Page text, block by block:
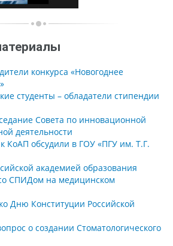
конкурса «Новогоднее
студенты – обладатели стипендии
Совета по инновационной
деятельности
КоАП обсудили в ГОУ «ПГУ им. Т.Г.
академией образования
СПИДом на медицинском
Дню Конституции Российской
о создании Стоматологического